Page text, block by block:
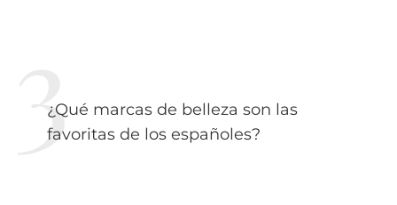
¿Qué marcas de belleza son las
favoritas de los españoles?